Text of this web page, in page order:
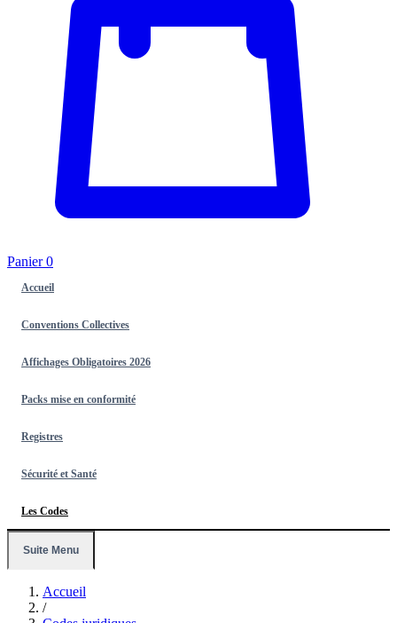
Panier0
Accueil
Conventions Collectives
Affichages Obligatoires 2026
Packs mise en conformité
Registres
Sécurité et Santé
Les Codes
Suite Menu
Accueil
/